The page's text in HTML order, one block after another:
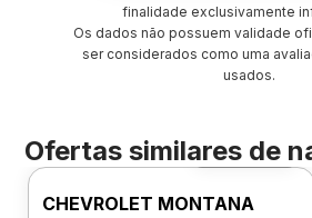
finalidade exclusivamente
Os dados não possuem validade
ser considerados como uma
usados.
Ofertas similares de
Foto 360º
CHEVROLET MONTANA